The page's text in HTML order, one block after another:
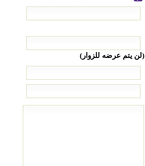
(لن يتم عرضه للزوار)